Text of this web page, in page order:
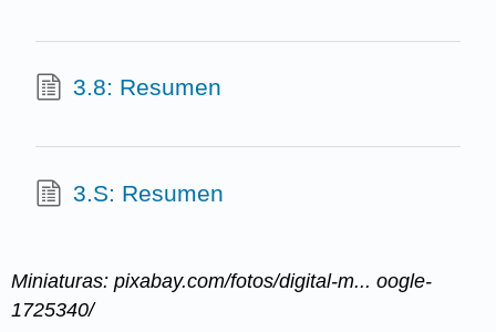
3.8: Resumen
3.S: Resumen
Miniaturas: pixabay.com/fotos/digital-m... oogle-
1725340/